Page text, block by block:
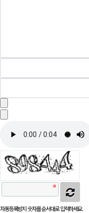
자동등록방지 숫자를 순서대로 입력하세요.